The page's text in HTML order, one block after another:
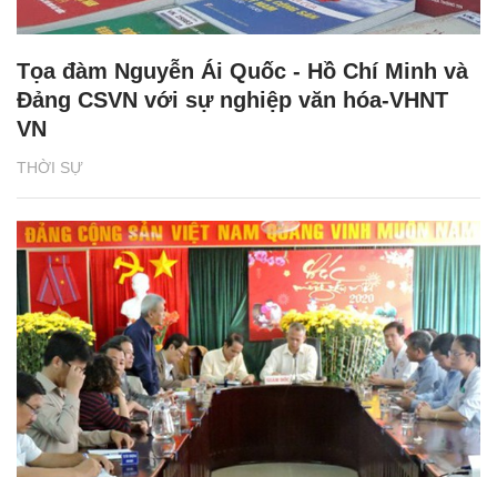
THỜI SỰ
Tọa đàm Nguyễn Ái Quốc - Hồ Chí Minh và
Đảng CSVN với sự nghiệp văn hóa-VHNT
VN